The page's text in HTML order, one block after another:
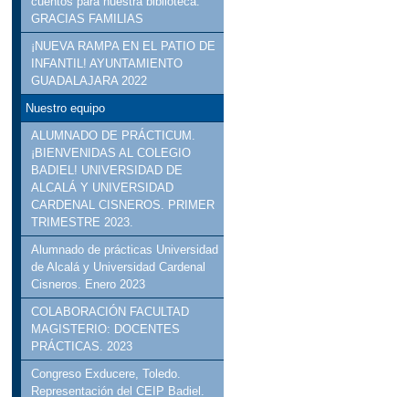
GRACIAS FAMILIAS
¡NUEVA RAMPA EN EL PATIO DE
INFANTIL! AYUNTAMIENTO
GUADALAJARA 2022
Nuestro equipo
ALUMNADO DE PRÁCTICUM.
¡BIENVENIDAS AL COLEGIO
BADIEL! UNIVERSIDAD DE
ALCALÁ Y UNIVERSIDAD
CARDENAL CISNEROS. PRIMER
TRIMESTRE 2023.
Alumnado de prácticas Universidad
de Alcalá y Universidad Cardenal
Cisneros. Enero 2023
COLABORACIÓN FACULTAD
MAGISTERIO: DOCENTES
PRÁCTICAS. 2023
Congreso Exducere, Toledo.
Representación del CEIP Badiel.